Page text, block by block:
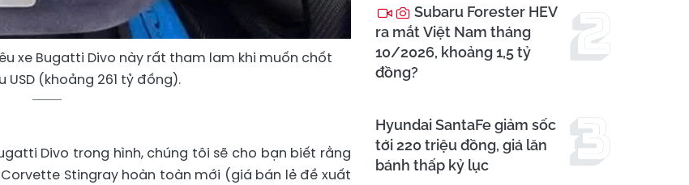
xe Bugatti Divo này rất tham lam khi muốn chốt
USD (khoảng 261 tỷ đồng).
Divo trong hình, chúng tôi sẽ cho bạn biết rằng
Stingray hoàn toàn mới (giá bán lẻ đề xuất
Subaru Forester HEV
ra mắt Việt Nam tháng
10/2026, khoảng 1,5 tỷ
đồng?
Hyundai SantaFe giảm sốc
tới 220 triệu đồng, giá lăn
bánh thấp kỷ lục